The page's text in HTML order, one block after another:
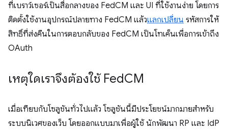
ที่เบราว์เซอร์เป็นสื่อกลางของ FedCM และ UI ที่ใช้งานง่าย โดยการ
ติดตั้งใช้งานอุปกรณ์ปลายทาง FedCM แล้วแลกเปลี่ยน รหัสการให้
สิทธิ์ที่ส่งคืนในการตอบกลับของ FedCM เป็นโทเค็นเพื่อการเข้าถึง
OAuth
เหตุใดเราจึงต้องใช้ FedCM
เมื่อเทียบกับโซลูชันทั่วไปแล้ว โซลูชันนี้มีประโยชน์มากมายสำหรับ
ระบบนิเวศของเว็บ โดยออกแบบมาเพื่อผู้ใช้ นักพัฒนา RP และ IdP